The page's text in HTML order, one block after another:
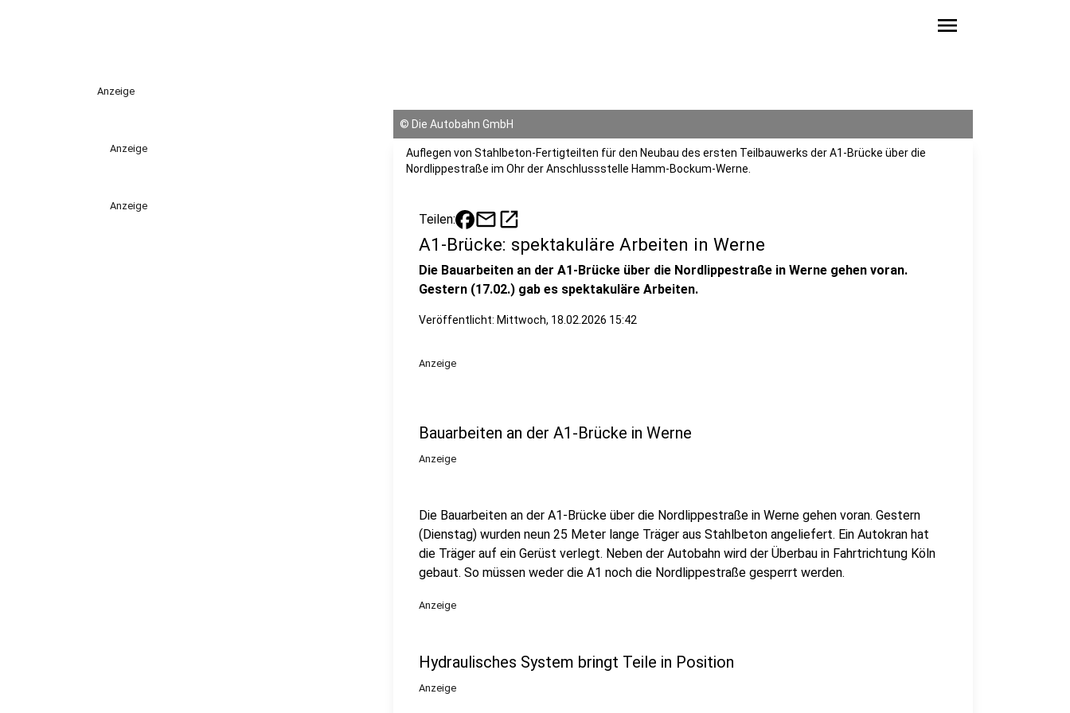
menu
Anzeige
Anzeige
Anzeige
© Die Autobahn GmbH
Auflegen von Stahlbeton-Fertigteilten für den Neubau des ersten Teilbauwerks der A1-Brücke über die
Nordlippestraße im Ohr der Anschlussstelle Hamm-Bockum-Werne.
Teilen: mailopen_in_new
A1-Brücke: spektakuläre Arbeiten in Werne
Die Bauarbeiten an der A1-Brücke über die Nordlippestraße in Werne gehen voran.
Gestern (17.02.) gab es spektakuläre Arbeiten.
Veröffentlicht: Mittwoch, 18.02.2026 15:42
Anzeige
Bauarbeiten an der A1-Brücke in Werne
Anzeige
Die Bauarbeiten an der A1-Brücke über die Nordlippestraße in Werne gehen voran. Gestern
(Dienstag) wurden neun 25 Meter lange Träger aus Stahlbeton angeliefert. Ein Autokran hat
die Träger auf ein Gerüst verlegt. Neben der Autobahn wird der Überbau in Fahrtrichtung Köln
gebaut. So müssen weder die A1 noch die Nordlippestraße gesperrt werden.
Anzeige
Hydraulisches System bringt Teile in Position
Anzeige